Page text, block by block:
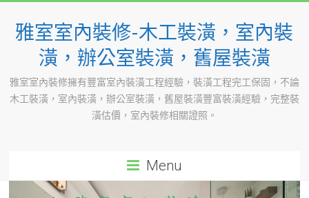
content
雅室室內裝修-木工裝潢，室內裝
潢，辦公室裝潢，舊屋裝潢
雅室室內裝修擁有豐富室內裝潢工程經驗，裝潢工程完工保固，不論
木工裝潢，室內裝潢，辦公室裝潢，舊屋裝潢豐富裝潢經驗，完整裝
潢估價，室內裝修相關證照。
Menu